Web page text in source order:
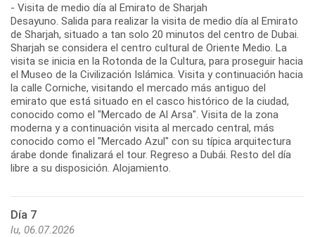
- Visita de medio día al Emirato de Sharjah
Desayuno. Salida para realizar la visita de medio día al Emirato
de Sharjah, situado a tan solo 20 minutos del centro de Dubai.
Sharjah se considera el centro cultural de Oriente Medio. La
visita se inicia en la Rotonda de la Cultura, para proseguir hacia
el Museo de la Civilización Islámica. Visita y continuación hacia
la calle Corniche, visitando el mercado más antiguo del
emirato que está situado en el casco histórico de la ciudad,
conocido como el "Mercado de Al Arsa". Visita de la zona
moderna y a continuación visita al mercado central, más
conocido como el "Mercado Azul" con su típica arquitectura
árabe donde finalizará el tour. Regreso a Dubái. Resto del día
libre a su disposición. Alojamiento.
Día 7
lu, 06.07.2026